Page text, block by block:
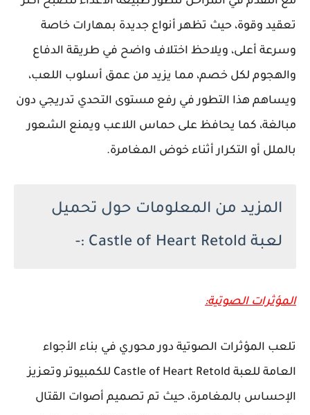
تعقيد وقوة، حيث تظهر أنواع جديدة بمهارات خاصة
وسرعة أعلى، ويلاحظ اختلاف واضح في طريقة الدفاع
والهجوم لكل خصم، مما يزيد من عمق أسلوب اللعب،
ويساهم هذا التطور في رفع مستوى التحدي تدريجي دون
مبالغة، كما يحافظ على حماس اللاعب ويمنع الشعور
بالملل أو التكرار أثناء خوض المغامرة.
المزيد من المعلومات حول تحميل
لعبة Castle of Heart Retold :-
المؤثرات الصوتية:
تلعب المؤثرات الصوتية دور محوري في بناء الأجواء
العامة للعبة Castle of Heart Retold للكمبيوتر وتعزيز
الإحساس بالمغامرة، حيث تم تصميم أصوات القتال